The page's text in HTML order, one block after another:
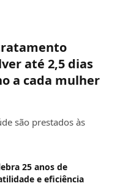
até 2,5 dias
a cada mulher
são prestados às
25 anos de
e eficiência